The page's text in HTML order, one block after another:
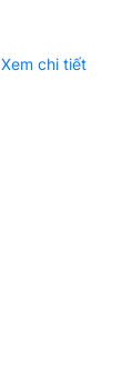
Xem chi tiết